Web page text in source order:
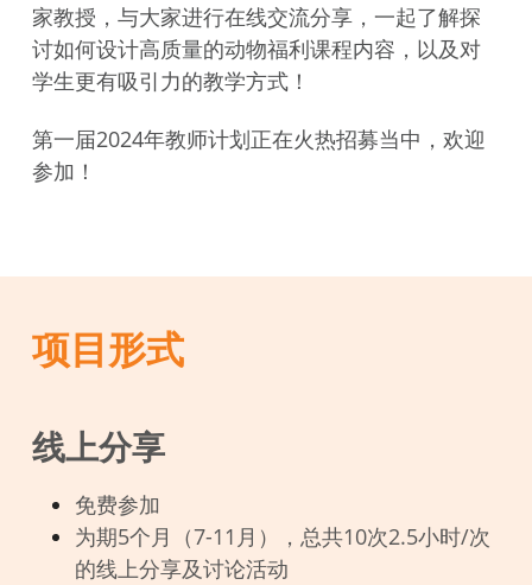
家教授，与大家进行在线交流分享，一起了解探
讨如何设计高质量的动物福利课程内容，以及对
学生更有吸引力的教学方式！
第一届2024年教师计划正在火热招募当中，欢迎
参加！
项目形式
线上分享
免费参加
为期5个月（7-11月），总共10次2.5小时/次
的线上分享及讨论活动